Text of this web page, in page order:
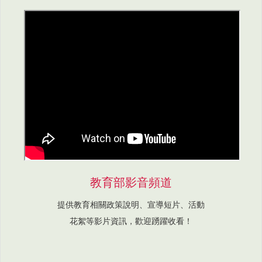
教育部影音頻道
提供教育相關政策說明、宣導短片、活動
花絮等影片資訊，歡迎踴躍收看！